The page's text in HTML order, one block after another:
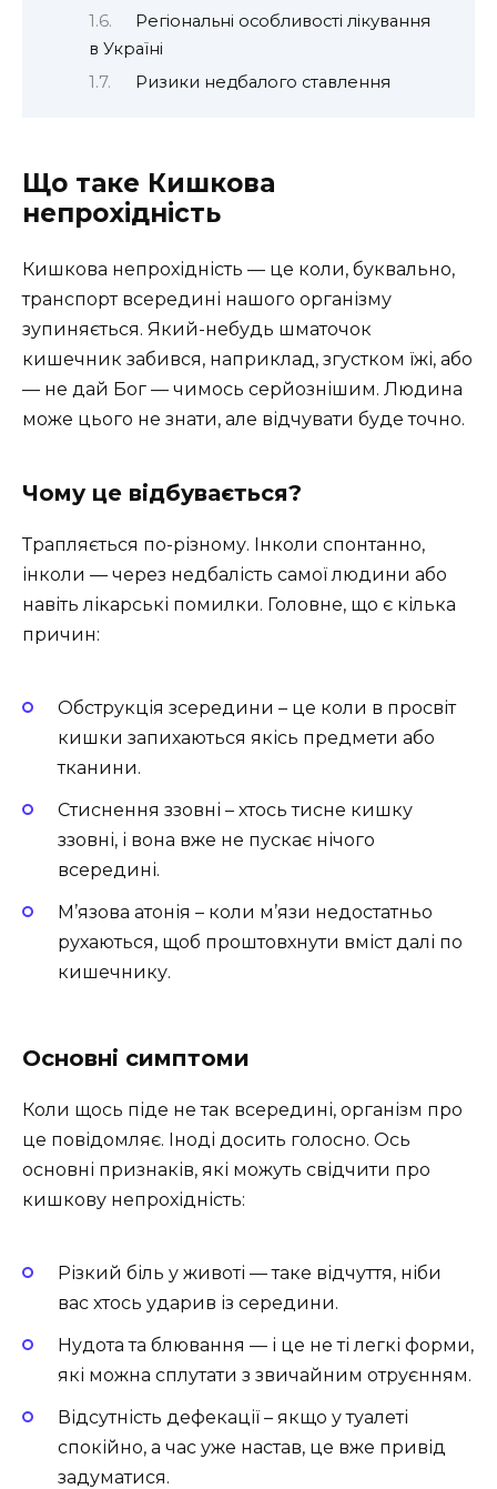
Регіональні особливості лікування
в Україні
Ризики недбалого ставлення
Що таке Кишкова
непрохідність
Кишкова непрохідність — це коли, буквально,
транспорт всередині нашого організму
зупиняється. Який-небудь шматочок
кишечник забився, наприклад, згустком їжі, або
— не дай Бог — чимось серйознішим. Людина
може цього не знати, але відчувати буде точно.
Чому це відбувається?
Трапляється по-різному. Інколи спонтанно,
інколи — через недбалість самої людини або
навіть лікарські помилки. Головне, що є кілька
причин:
Обструкція зсередини – це коли в просвіт
кишки запихаються якісь предмети або
тканини.
Стиснення ззовні – хтось тисне кишку
ззовні, і вона вже не пускає нічого
всередині.
М’язова атонія – коли м’язи недостатньо
рухаються, щоб проштовхнути вміст далі по
кишечнику.
Основні симптоми
Коли щось піде не так всередині, організм про
це повідомляє. Іноді досить голосно. Ось
основні признаків, які можуть свідчити про
кишкову непрохідність:
Різкий біль у животі — таке відчуття, ніби
вас хтось ударив із середини.
Нудота та блювання — і це не ті легкі форми,
які можна сплутати з звичайним отруєнням.
Відсутність дефекації – якщо у туалеті
спокійно, а час уже настав, це вже привід
задуматися.